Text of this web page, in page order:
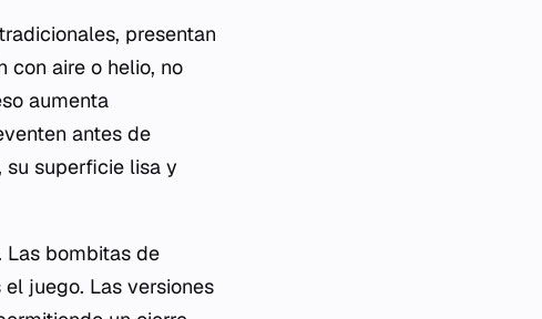
presentan
con aire o helio, no
aumenta
antes de
superficie lisa y
Las bombitas de
juego. Las versiones